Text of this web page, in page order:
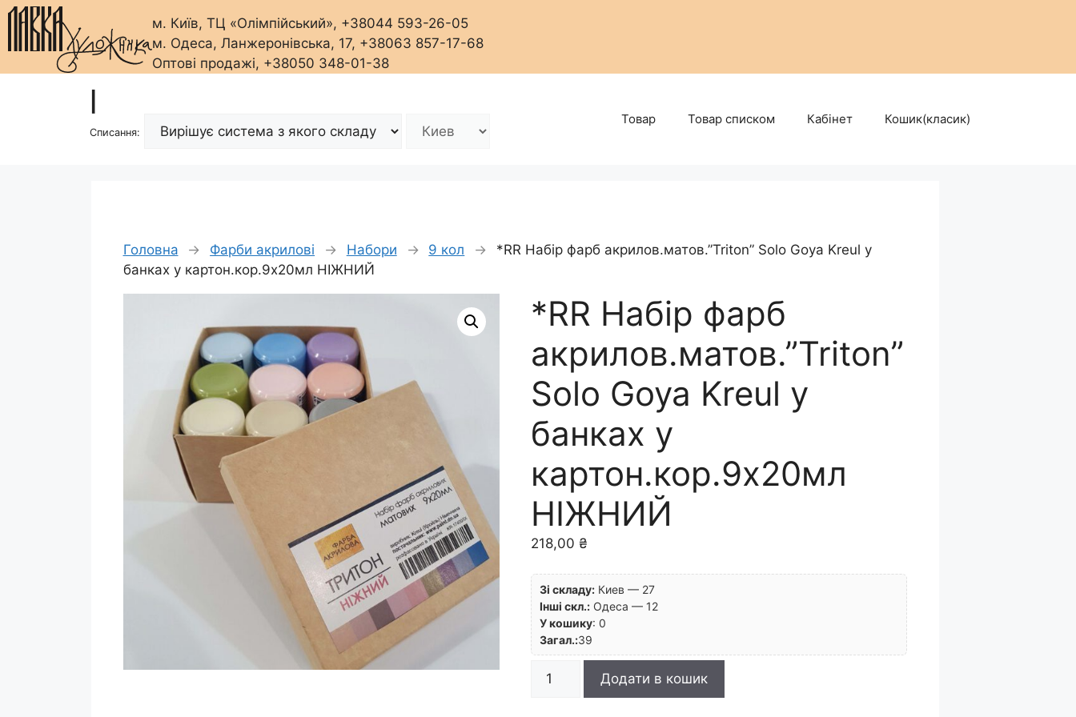
м. Київ, ТЦ «Олімпійський», +38044 593-26-05
м. Одеса, Ланжеронівська, 17, +38063 857-17-68
Оптові продажі, +38050 348-01-38
Списання:
Товар Товар списком Кабінет Кошик(класик)
Головна → Фарби акрилові → Набори → 9 кол →
*RR Набір фарб акрилов.матов.”Triton” Solo Goya Kreul у
банках у картон.кор.9х20мл НІЖНИЙ
*RR Набір фарб
акрилов.матов.”Triton”
Solo Goya Kreul у
банках у
картон.кор.9х20мл
НІЖНИЙ
218,00 ₴
Зі складу: Киев — 27
Інші скл.:Одеса — 12
У кошику: 0
Загал.:39
*RR
Додати в кошик